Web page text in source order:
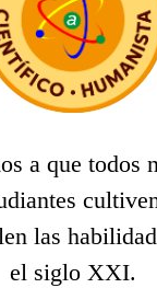
a que todos
las
el siglo XXI.